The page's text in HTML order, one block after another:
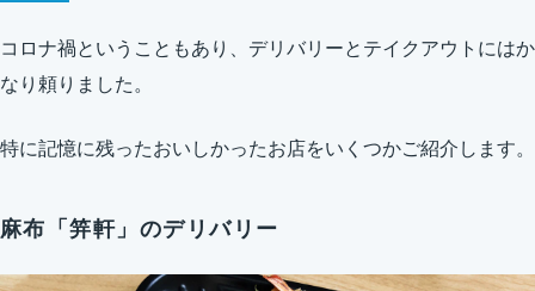
コロナ禍ということもあり、デリバリーとテイクアウトにはか
なり頼りました。
特に記憶に残ったおいしかったお店をいくつかご紹介します。
麻布「笄軒」のデリバリー